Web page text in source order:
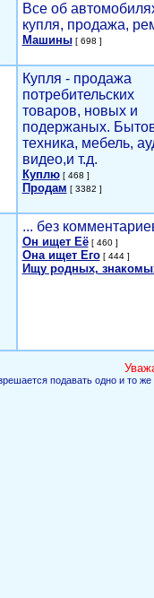
Все об
купля, продажа,
Машины[ 698 ]
Купля - продажа
потребительских
товаров, новых и
подержаных.
техника, мебель,
видео,и т.д.
Куплю[ 468 ]
Продам [ 3382 ]
... без
Он ищет Её[ 460 ]
Она ищет Его[ 444 ]
Ищу родных,
подавать одно и то